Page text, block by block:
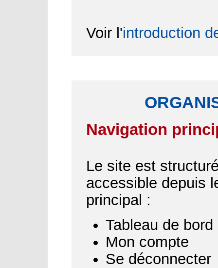
Voir l'introduction
Navigation
Le site est
accessible depuis
principal :
Tableau de bord
Mon compte
Se déconnecter